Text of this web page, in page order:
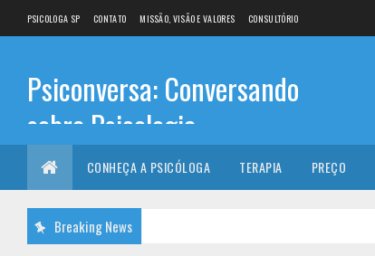
PSICOLOGA SP CONTATO MISSÃO, VISÃO E VALORES CONSULTÓRIO
Psiconversa: Conversando
sobre Psicologia
Informações sobre: Psicóloga, Psicoterapia, terapia de
casal, terapia individual, Psicóloga online e presencial,
CONHEÇA A PSICÓLOGA TERAPIA PREÇO
Breaking News